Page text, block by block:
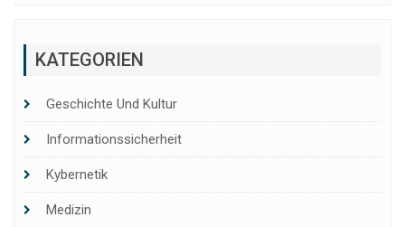
KATEGORIEN
Geschichte Und Kultur
Informationssicherheit
Kybernetik
Medizin